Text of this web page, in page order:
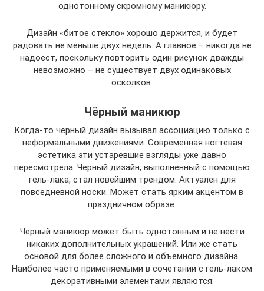
однотонному скромному маникюру.
Дизайн «битое стекло» хорошо держится, и будет
радовать не меньше двух недель. А главное – никогда не
надоест, поскольку повторить один рисунок дважды
невозможно – не существует двух одинаковых
осколков.
Чёрный маникюр
Когда-то черный дизайн вызывал ассоциацию только с
неформальными движениями. Современная ногтевая
эстетика эти устаревшие взгляды уже давно
пересмотрела. Черный дизайн, выполненный с помощью
гель-лака, стал новейшим трендом. Актуален для
повседневной носки. Может стать ярким акцентом в
праздничном образе.
Черный маникюр может быть однотонным и не нести
никаких дополнительных украшений. Или же стать
основой для более сложного и объемного дизайна.
Наиболее часто применяемыми в сочетании с гель-лаком
декоративными элементами являются: